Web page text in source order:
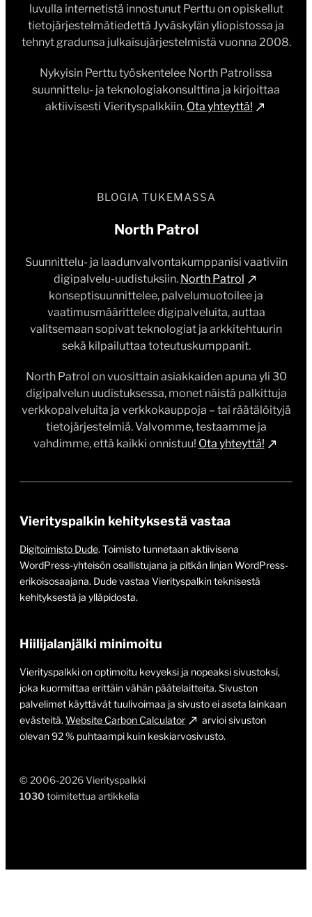
luvulla internetistä innostunut Perttu on opiskellut
tietojärjestelmätiedettä Jyväskylän yliopistossa ja
tehnyt gradunsa julkaisujärjestelmistä vuonna 2008.
Nykyisin Perttu työskentelee North Patrolissa
suunnittelu- ja teknologiakonsulttina ja kirjoittaa
aktiivisesti Vierityspalkkiin. Ota yhteyttä!
BLOGIA TUKEMASSA
North Patrol
Suunnittelu- ja laadunvalvontakumppanisi vaativiin
digipalvelu-uudistuksiin. North Patrol
konseptisuunnittelee, palvelumuotoilee ja
vaatimusmäärittelee digipalveluita, auttaa
valitsemaan sopivat teknologiat ja arkkitehtuurin
sekä kilpailuttaa toteutuskumppanit.
North Patrol on vuosittain asiakkaiden apuna yli 30
digipalvelun uudistuksessa, monet näistä palkittuja
verkkopalveluita ja verkkokauppoja – tai räätälöityjä
tietojärjestelmiä. Valvomme, testaamme ja
vahdimme, että kaikki onnistuu! Ota yhteyttä!
© 2006-2026 Vierityspalkki
1030 toimitettua artikkelia
Vierityspalkin kehityksestä vastaa
Digitoimisto Dude. Toimisto tunnetaan aktiivisena
WordPress-yhteisön osallistujana ja pitkän linjan WordPress-
erikoisosaajana. Dude vastaa Vierityspalkin teknisestä
kehityksestä ja ylläpidosta.
Hiilijalanjälki minimoitu
Vierityspalkki on optimoitu kevyeksi ja nopeaksi sivustoksi,
joka kuormittaa erittäin vähän päätelaitteita. Sivuston
palvelimet käyttävät tuulivoimaa ja sivusto ei aseta lainkaan
evästeitä. Website Carbon Calculator
arvioi sivuston
olevan 92 % puhtaampi kuin keskiarvosivusto.